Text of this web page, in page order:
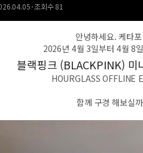
조회수 81
안녕하세요. 케타
2026년 4월 3일부터 4월 8
블랙핑크 (BLACKPINK)
HOURGLASS OFFLINE
함께 구경 해보실